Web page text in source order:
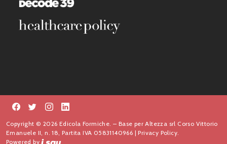
Copyright © 2026 Edicola Formiche. – Base per Altezza srl Corso Vittorio
Emanuele II, n. 18, Partita IVA 05831140966 |Privacy Policy.
Powered by